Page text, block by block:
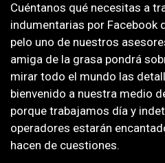
Cuéntanos qué necesitas a
indumentarias por Facebook
pelo uno de nuestros
amiga de la grasa pondrá
mirar todo el mundo las
bienvenido a nuestra medio
porque trabajamos día y
operadores estarán
hacen de cuestiones.